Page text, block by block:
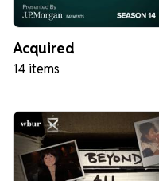
Acquired
14 items